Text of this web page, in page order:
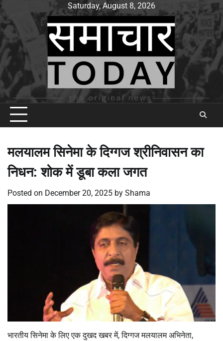
Skip
to
content
Saturday, August 8, 2026
मलयालम सिनेमा के दिग्गज श्रीनिवासन का
निधन: शोक में डूबा कला जगत
Posted on December 20, 2025 by Shama
भारतीय सिनेमा के लिए एक दुखद खबर में, दिग्गज मलयालम अभिनेता,